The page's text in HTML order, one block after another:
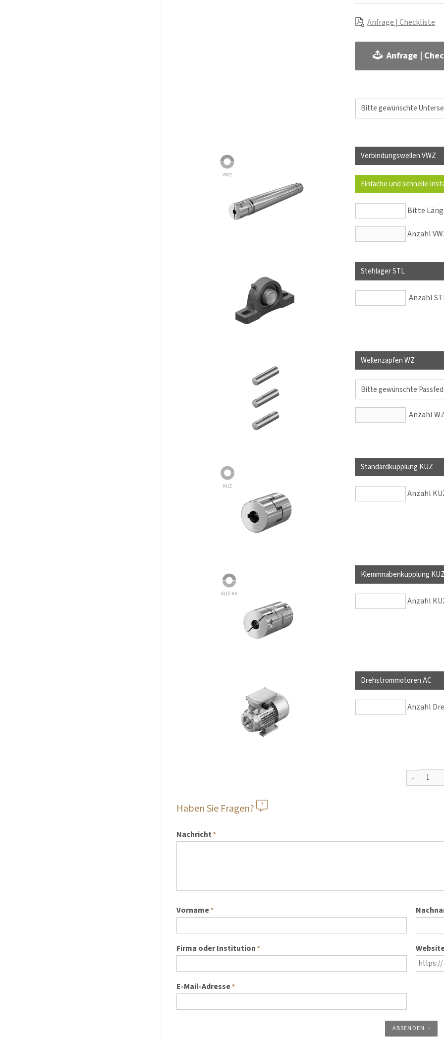
Anfrage | Checkliste
Anfrage |
Verbindungswellen VWZ
Einfache und schnelle
Bitte
Anzahl
Stehlager STL
Anzahl
Wellenzapfen WZ
Anzahl
Standardkupplung KUZ
Anzahl
Klemmnabenkupplung
Anzahl
Drehstrommotoren AC
Anzahl
Haben Sie Fragen?
Nachricht*
Vorname*
Firma oder Institution *
E-Mail-Adresse*
ABSENDEN